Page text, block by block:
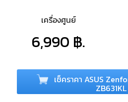
เครื่องศูนย์
6,990 ฿.
เช็คราคา ASUS
ZB631KL